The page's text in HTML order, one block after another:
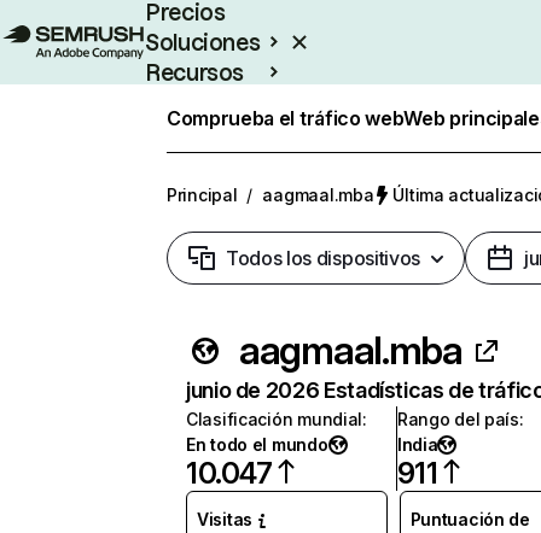
Precios
Soluciones
Recursos
Comprueba el tráfico webWeb
Principal / aagmaal.mba Última
Todos los dispositivos
aagmaal.mba
junio de 2026 Estadísticas de
Clasificación mundial:
En todo el mundo
10.047
Rango del país:
India
911
Visitas
Puntuación de